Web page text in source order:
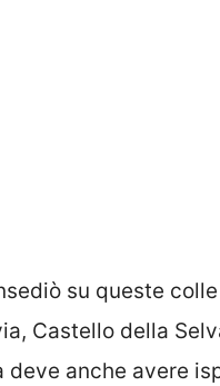
su queste
Castello della
anche avere